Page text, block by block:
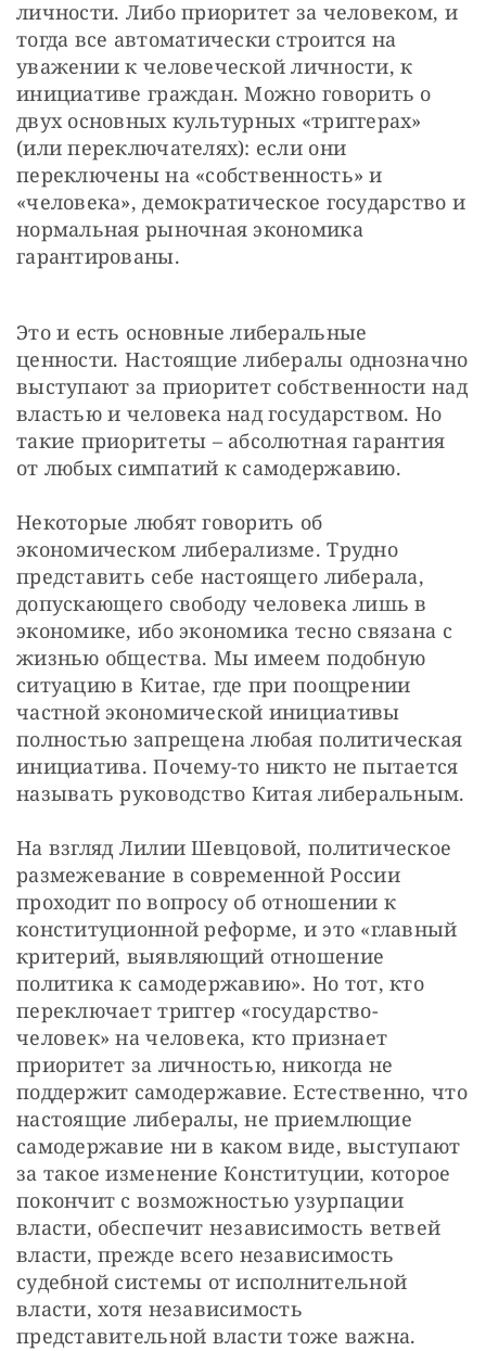
личности. Либо приоритет за человеком, и
тогда все автоматически строится на
уважении к человеческой личности, к
инициативе граждан. Можно говорить о
двух основных культурных «триггерах»
(или переключателях): если они
переключены на «собственность» и
«человека», демократическое государство и
нормальная рыночная экономика
гарантированы.
Это и есть основные либеральные
ценности. Настоящие либералы однозначно
выступают за приоритет собственности над
властью и человека над государством. Но
такие приоритеты – абсолютная гарантия
от любых симпатий к самодержавию.
Некоторые любят говорить об
экономическом либерализме. Трудно
представить себе настоящего либерала,
допускающего свободу человека лишь в
экономике, ибо экономика тесно связана с
жизнью общества. Мы имеем подобную
ситуацию в Китае, где при поощрении
частной экономической инициативы
полностью запрещена любая политическая
инициатива. Почему-то никто не пытается
называть руководство Китая либеральным.
На взгляд Лилии Шевцовой, политическое
размежевание в современной России
проходит по вопросу об отношении к
конституционной реформе, и это «главный
критерий, выявляющий отношение
политика к самодержавию». Но тот, кто
переключает триггер «государство-
человек» на человека, кто признает
приоритет за личностью, никогда не
поддержит самодержавие. Естественно, что
настоящие либералы, не приемлющие
самодержавие ни в каком виде, выступают
за такое изменение Конституции, которое
покончит с возможностью узурпации
власти, обеспечит независимость ветвей
власти, прежде всего независимость
судебной системы от исполнительной
власти, хотя независимость
представительной власти тоже важна.